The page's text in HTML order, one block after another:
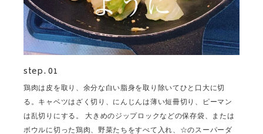
step. 01
鶏肉は皮を取り、余分な白い脂身を取り除いてひと口大に切
る。キャベツはざく切り、にんじんは薄い短冊切り、ピーマン
は乱切りにする。 大きめのジップロックなどの保存袋、または
ボウルに切った鶏肉、野菜たちをすべて入れ、☆のスーパーダ